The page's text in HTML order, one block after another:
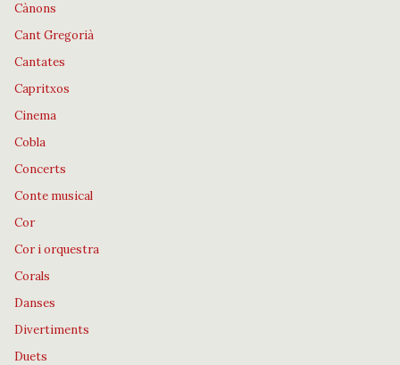
Cànons
Cant Gregorià
Cantates
Capritxos
Cinema
Cobla
Concerts
Conte musical
Cor
Cor i orquestra
Corals
Danses
Divertiments
Duets